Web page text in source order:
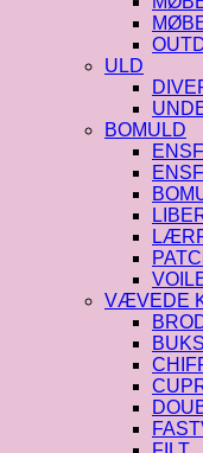
ULD
BOMULD
VÆVEDE